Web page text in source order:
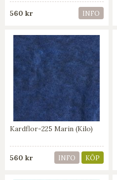
560 kr INFO
Kardflor-225 Marin (Kilo)
560 kr INFO KÖP